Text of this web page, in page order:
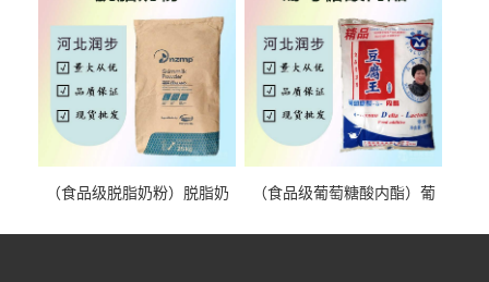
（食品级脱脂奶粉）脱脂奶
（食品级葡萄糖酸内酯）葡